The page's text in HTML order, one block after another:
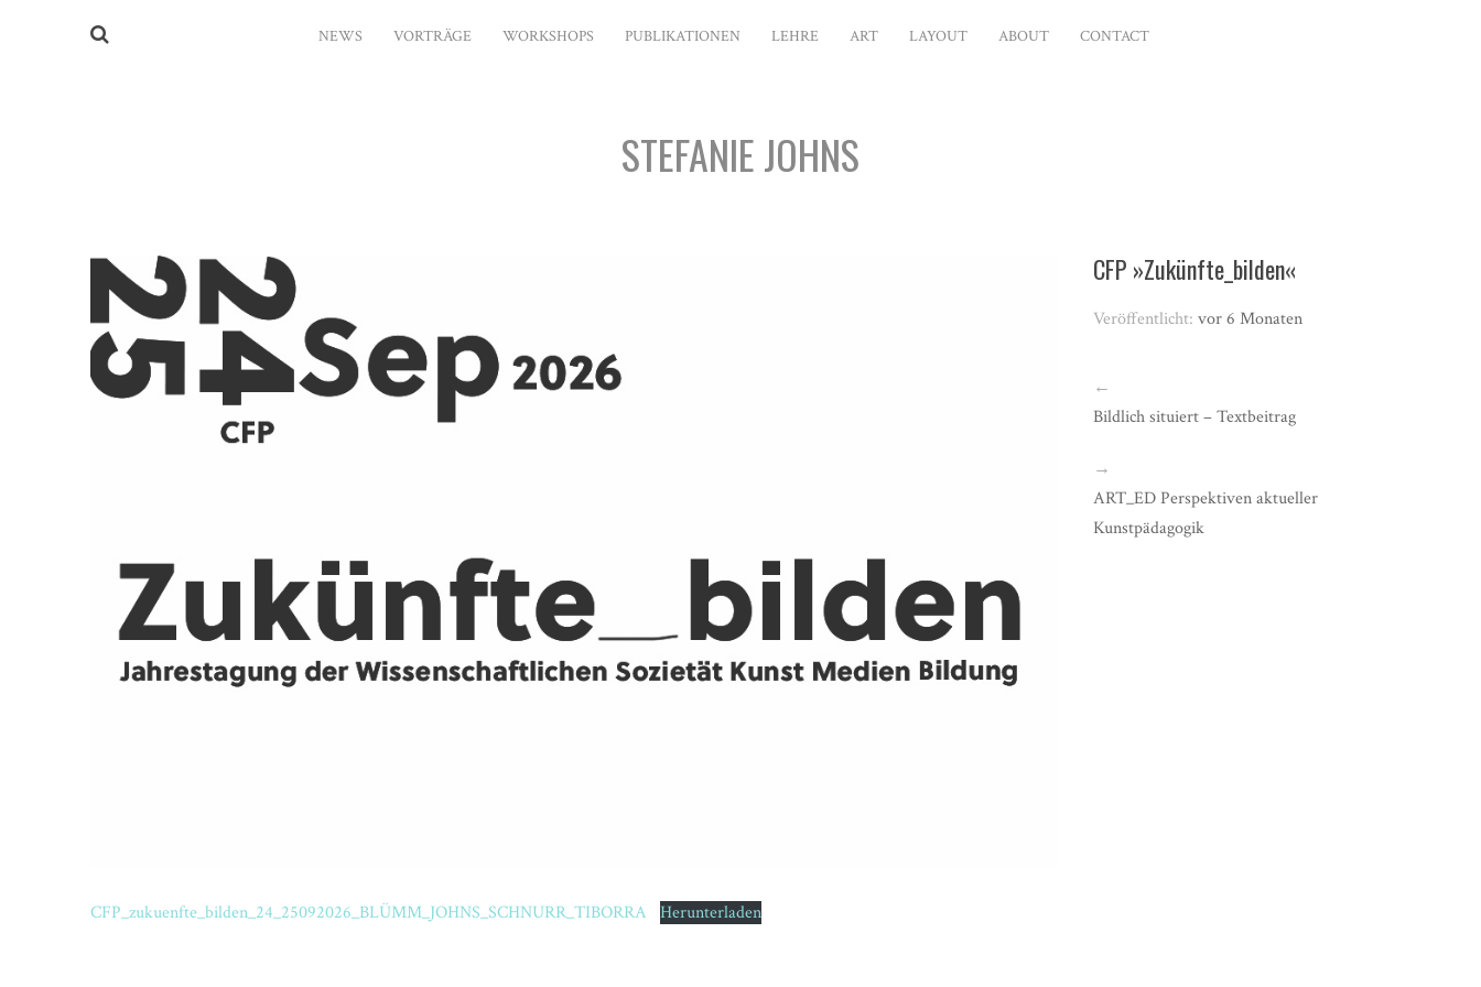
NEWS VORTRÄGE WORKSHOPS PUBLIKATIONEN LEHRE ART LAYOUT ABOUT CONTACT
STEFANIE JOHNS
CFP_zukuenfte_bilden_24_25092026_BLÜMM_JOHNS_SCHNURR_TIBORRA Herunterladen
CFP »Zukünfte_bilden«
Veröffentlicht:vor 6 Monaten
←
Bildlich situiert – Textbeitrag
→
ART_ED Perspektiven aktueller
Kunstpädagogik